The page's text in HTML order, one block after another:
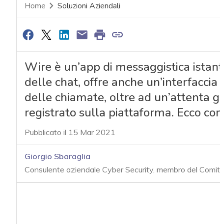
Home Soluzioni Aziendali
Wire è un’app di messaggistica
delle chat, offre anche
delle chiamate, oltre ad un’attenta
registrato sulla piattaforma. Ecco
Pubblicato il 15 Mar 2021
Giorgio Sbaraglia
Consulente aziendale Cyber Security, membro del